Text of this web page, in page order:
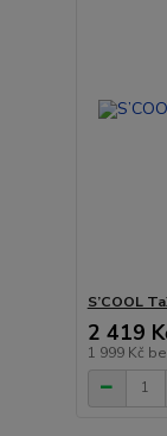
S’COOL
2 419
1 999 Kč